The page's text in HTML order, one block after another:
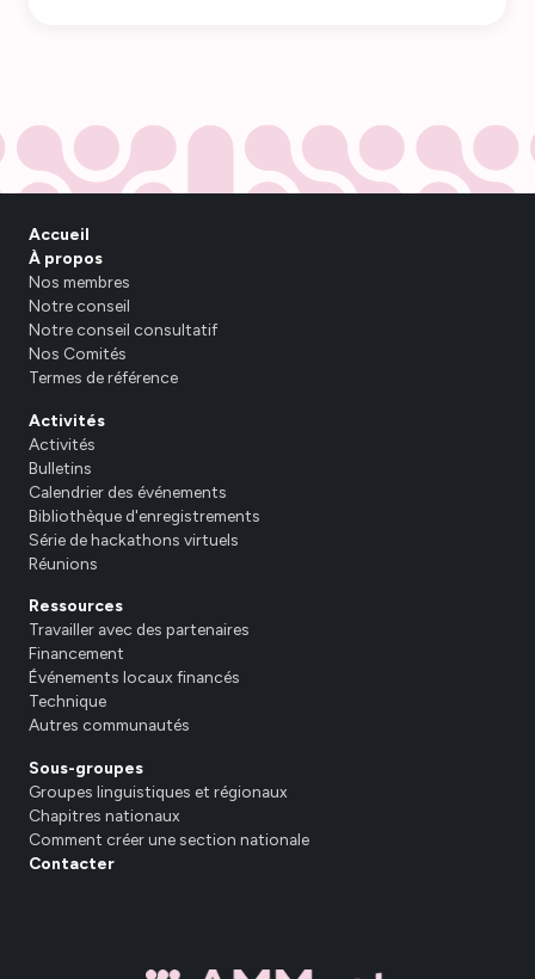
Accueil
À propos
Nos membres
Notre conseil
Notre conseil consultatif
Nos Comités
Termes de référence
Activités
Activités
Bulletins
Calendrier des événements
Bibliothèque d'enregistrements
Série de hackathons virtuels
Réunions
Ressources
Travailler avec des partenaires
Financement
Événements locaux financés
Technique
Autres communautés
Sous-groupes
Groupes linguistiques et régionaux
Chapitres nationaux
Comment créer une section nationale
Contacter